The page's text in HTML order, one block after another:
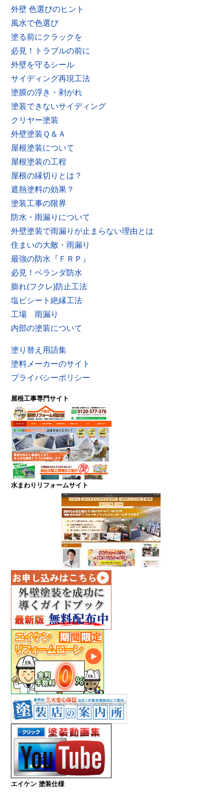
外壁 色選びのヒント
風水で色選び
塗る前にクラックを
必見！トラブルの前に
外壁を守るシール
サイディング再現工法
塗膜の浮き・剥がれ
塗装できないサイディング
クリヤー塗装
外壁塗装Ｑ＆Ａ
屋根塗装について
屋根塗装の工程
屋根の縁切りとは？
遮熱塗料の効果？
塗装工事の限界
防水・雨漏りについて
外壁塗装で雨漏りが止まらない理由とは
住まいの大敵・雨漏り
最強の防水『ＦＲＰ』
必見！ベランダ防水
膨れ(フクレ)防止工法
塩ビシート絶縁工法
工場 雨漏り
内部の塗装について
塗り替え用語集
塗料メーカーのサイト
プライバシーポリシー
屋根工事専門サイト
水まわりリフォームサイト
エイケン 塗装仕様